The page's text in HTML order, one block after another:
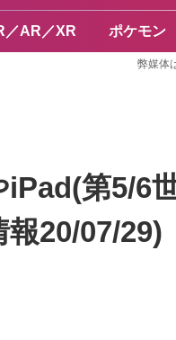
／AR／XR ポケモン
弊媒体
iPad(第5/
20/07/29)